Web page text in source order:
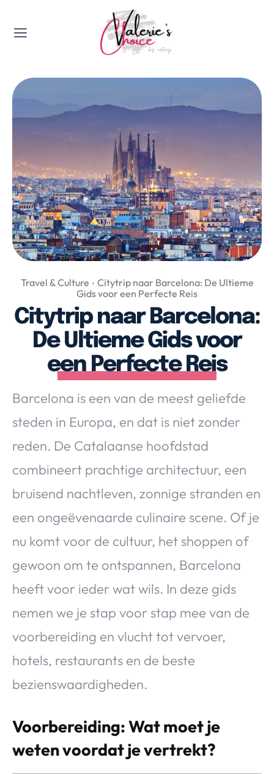
Valerie's Topics
Travel & Culture
Happyness & Opmerkelijk
Lifestyle, Sport & Duurzaamheid
Gadgets & Tech
Top 5 van Valerie
Health & Beauty
Huis & Tuin
Nieuws & Media
Over Valerie
De Top 5
Contact
VALERIE'S CHOICE
Food & Drinks Health & Beauty Gadgets
Huis & Tuin
Travel & Culture
Citytrip naar Barcelona: De Ultieme
Gids voor een Perfecte Reis
Citytrip naar Barcelona:
De Ultieme Gids voor
een Perfecte Reis
Barcelona is een van de meest geliefde
steden in Europa, en dat is niet zonder
reden. De Catalaanse hoofdstad
combineert prachtige architectuur, een
bruisend nachtleven, zonnige stranden en
een ongeëvenaarde culinaire scene. Of je
nu komt voor de cultuur, het shoppen of
gewoon om te ontspannen, Barcelona
heeft voor ieder wat wils. In deze gids
nemen we je stap voor stap mee van de
voorbereiding en vlucht tot vervoer,
hotels, restaurants en de beste
bezienswaardigheden.
Voorbereiding: Wat moet je
weten voordat je vertrekt?